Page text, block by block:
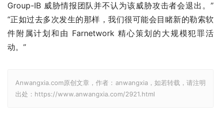
Group-IB 威胁情报团队并不认为该威胁攻击者会退出。”
“正如过去多次发生的那样，我们很可能会目睹新的勒索软
件附属计划和由 Farnetwork 精心策划的大规模犯罪活
动。”
Anwangxia.com原创文章，作者：anwangxia，如若转载，请注明
出处：https://www.anwangxia.com/2921.html